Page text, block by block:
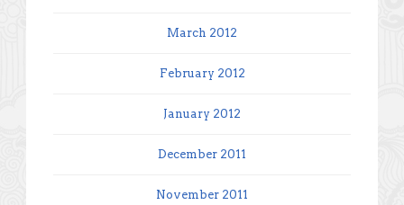
March 2012
February 2012
January 2012
December 2011
November 2011